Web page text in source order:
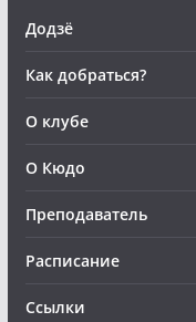
Додзё
Как добраться?
О клубе
О Кюдо
Преподаватель
Расписание
Ссылки